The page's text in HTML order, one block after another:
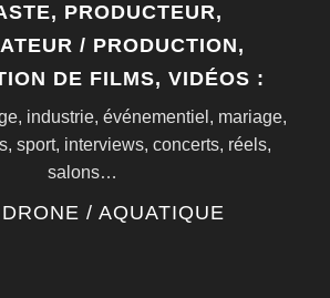
PRODUCTEUR,
/ PRODUCTION,
DE FILMS, VIDÉOS :
industrie, événementiel, mariage,
sport, interviews, concerts, réels,
salons…
/ AQUATIQUE